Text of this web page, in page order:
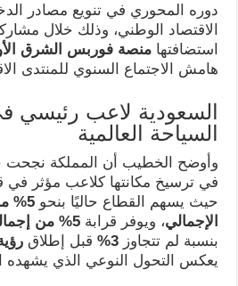
دوره المحوري في تنويع مصادر
الاقتصاد الوطني، وذلك خلال
استضافتها منصة فوربس الشرق
هامش الاجتماع السنوي للمنتدى
السعودية لاعب رئيسي
السياحة العالمية
وأوضح الخطيب أن المملكة نجحت
في ترسيخ مكانتها كلاعب مؤثر في
حيث يسهم القطاع حاليًا بنحو
5%
الإجمالي، ويوفر قرابة 5% من إجمالي الوظائف
بنسبة لم تتجاوز 3% قبل إطلاق
يعكس التحول النوعي الذي يشهده